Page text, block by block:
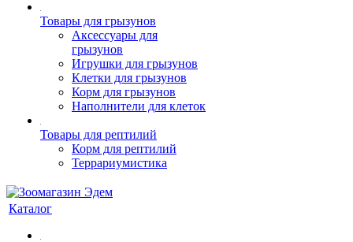
Товары для грызунов
Аксессуары для
грызунов
Игрушки для грызунов
Клетки для грызунов
Корм для грызунов
Наполнители для клеток
Товары для рептилий
Корм для рептилий
Террариумистика
Каталог